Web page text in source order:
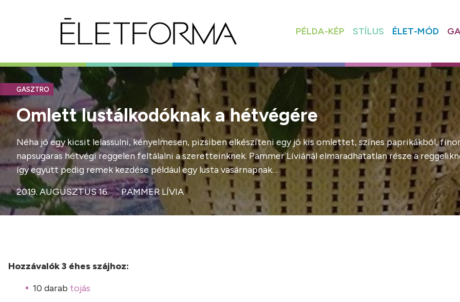
PÉLDA-KÉP STÍLUS ÉLET-MÓD
GASZTRO
Omlett lustálkodóknak a hétvégére
Néha jó egy kicsit lelassulni, kényelmesen, pizsiben elkészíteni egy jó kis omlettet, színes paprikákból,
napsugaras hétvégi reggelen feltálalni a szeretteinknek. Pammer Líviánál elmaradhatatlan része a
így együtt pedig remek kezdése például egy lusta vasárnapnak…
2019. AUGUSZTUS 16.
PAMMER LÍVIA
Hozzávalók 3 éhes szájhoz:
10 darab tojás